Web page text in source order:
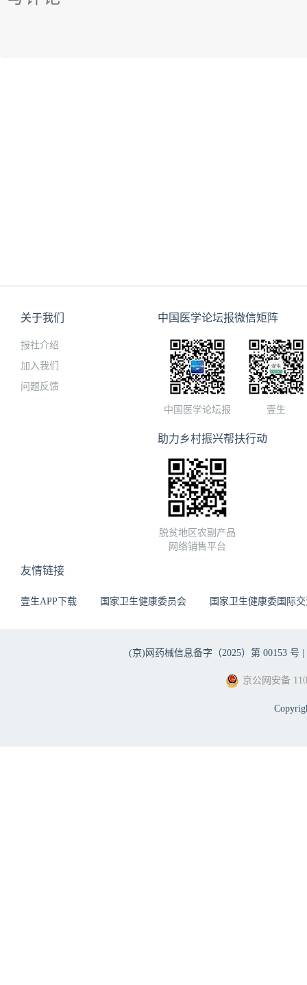
关于我们
报社介绍
加入我们
问题反馈
中国医学论坛报微信矩阵
中国医学论坛报 壹生
助力乡村振兴帮扶行动
脱贫地区农副产品
网络销售平台
友情链接
壹生APP下载 国家卫生健康委员会 国家卫生健康委国际
(京)网药械信息备字（2025）第 00153 号 |
京公网安备